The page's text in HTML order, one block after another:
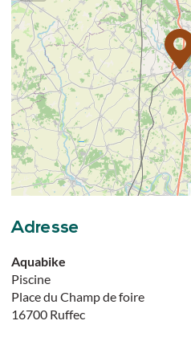
Adresse
Aquabike
Piscine
Place du Champ de foire
16700 Ruffec